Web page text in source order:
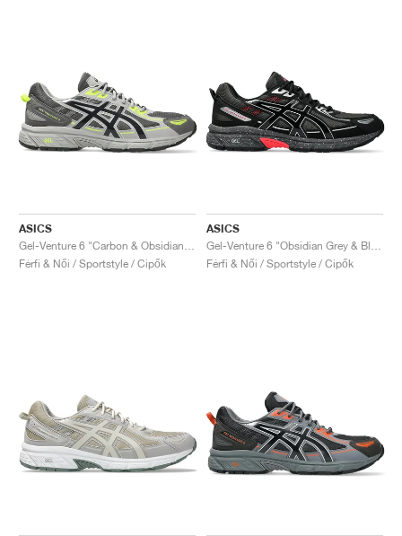
ASICS
Férfi & Női / Sportstyle / Cipők
ASICS
Férfi & Női / Sportstyle / Cipők